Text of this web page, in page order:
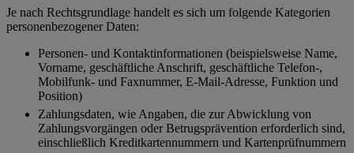
Je nach Rechtsgrundlage handelt es sich um folgende Kategorien
personenbezogener Daten:
Personen- und Kontaktinformationen (beispielsweise Name,
Vorname, geschäftliche Anschrift, geschäftliche Telefon-,
Mobilfunk- und Faxnummer, E-Mail-Adresse, Funktion und
Position)
Zahlungsdaten, wie Angaben, die zur Abwicklung von
Zahlungsvorgängen oder Betrugsprävention erforderlich sind,
einschließlich Kreditkartennummern und Kartenprüfnummern